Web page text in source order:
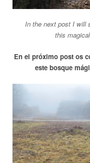
In the next post I will
this
En el próximo post os
este bosque